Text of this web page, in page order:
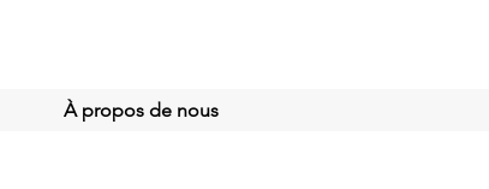
À propos de nous